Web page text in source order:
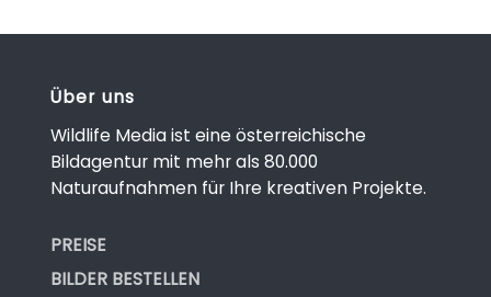
Über uns
Wildlife Media ist eine österreichische
Bildagentur mit mehr als 80.000
Naturaufnahmen für Ihre kreativen Projekte.
PREISE
BILDER BESTELLEN